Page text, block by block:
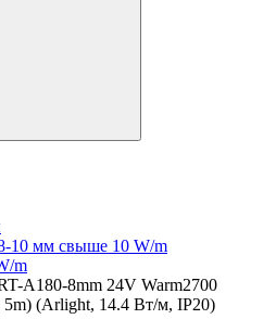
10 мм свыше 10 W/m
m
A180-8mm 24V Warm2700
5m) (Arlight, 14.4 Вт/м, IP20)